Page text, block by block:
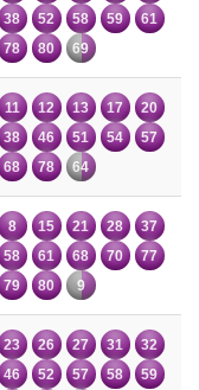
38 52 58 59
61
78 80 69
11 12 13 17
20
38 46 51 54
57
68 78 64
8 15 21 28
37
58 61 68 70
77
79 80 9
23 26 27 31
32
46 52 57 58
59